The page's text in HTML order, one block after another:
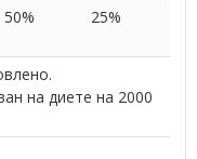
50% 25%
на диете на 2000